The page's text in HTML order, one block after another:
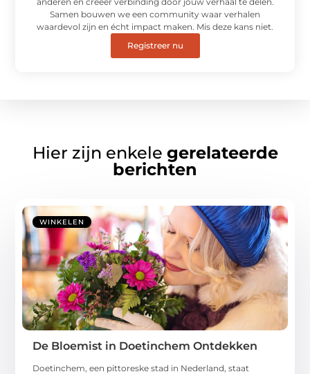
Samen bouwen we een community waar verhalen
waardevol zijn en écht impact maken. Mis deze kans niet.
Registreer nu
Hier zijn enkele gerelateerde
berichten
WINKELEN
De Bloemist in Doetinchem Ontdekken
Doetinchem, een pittoreske stad in Nederland, staat